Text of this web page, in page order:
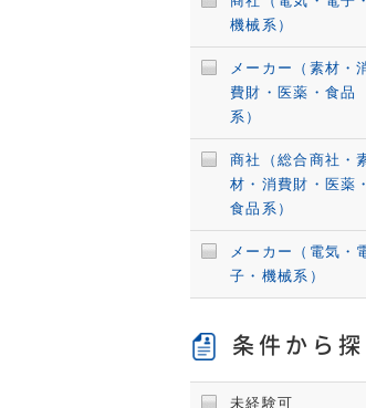
機械系）
メーカー（素材・
費財・医薬・食品
系）
商社（総合商社・
材・消費財・医薬・
食品系）
メーカー（電気・
子・機械系）
条件から探
未経験可